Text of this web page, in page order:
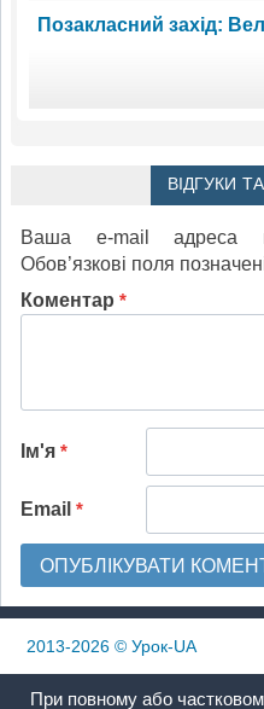
Позакласний захід:
ВІДГУКИ
Ваша e-mail адреса
Обов’язкові поля
Коментар *
Ім'я *
Email *
2013-2026© Урок-UA
При повному або